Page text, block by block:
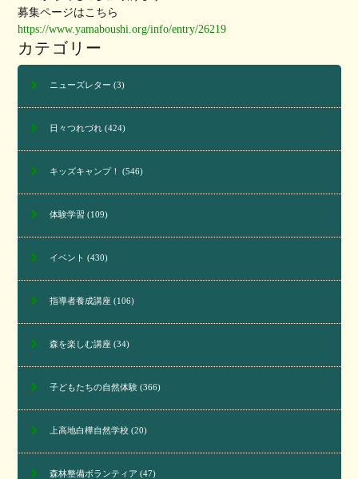
募集ページはこちら
https://www.yamaboushi.org/info/entry/26219
カテゴリー
ニューズレター (3)
日々つれづれ(424)
キッズキャンプ！ (546)
体験学習 (109)
イベント (430)
指導者養成講座(106)
森を楽しむ講座(34)
子どもたちの自然体験(366)
上高地白樺自然学校(20)
森林整備ボランティア (47)